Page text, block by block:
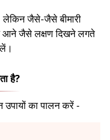
जैसे-जैसे बीमारी
आने जैसे लक्षण दिखने लगते
है?
उपायों का पालन करें -